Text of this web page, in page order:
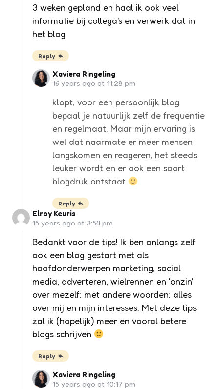
3 weken gepland en haal ik ook veel
informatie bij collega's en verwerk dat in
het blog
Reply
Xaviera Ringeling
16 years ago at 11:28 pm
klopt, voor een persoonlijk blog
bepaal je natuurlijk zelf de frequentie
en regelmaat. Maar mijn ervaring is
wel dat naarmate er meer mensen
langskomen en reageren, het steeds
leuker wordt en er ook een soort
blogdruk ontstaat
Reply
Elroy Keuris
15 years ago at 3:54 pm
Bedankt voor de tips! Ik ben onlangs zelf
ook een blog gestart met als
hoofdonderwerpen marketing, social
media, adverteren, wielrennen en 'onzin'
over mezelf: met andere woorden: alles
over mij en mijn interesses. Met deze tips
zal ik (hopelijk) meer en vooral betere
blogs schrijven
Reply
Xaviera Ringeling
15 years ago at 10:17 pm